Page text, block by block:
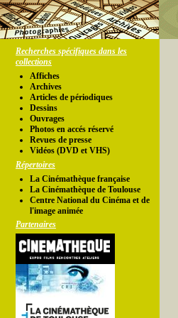
Recherches spécifiques dans les
collections
Affiches
Archives
Articles de périodiques
Dessins
Ouvrages
Photos en accés réservé
Revues de presse
Vidéos (DVD et VHS)
Répertoires
La Cinémathèque française
La Cinémathèque de Toulouse
Centre National du Cinéma et de
l'image animée
Partenaires